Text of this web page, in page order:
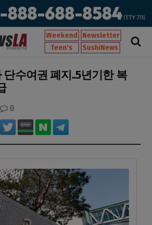
Weekend
Newsletter
Teen's
SushiNews
단수여권 폐지..5년기한 복
0